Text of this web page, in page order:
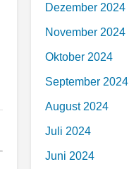
Dezember 2024
November 2024
Oktober 2024
September 2024
August 2024
Juli 2024
Juni 2024